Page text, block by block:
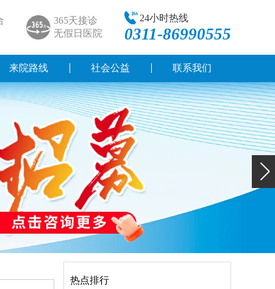
365天接诊
无假日医院
24小时热线
0311-86990555
来院路线 社会公益 联系我们
热点排行